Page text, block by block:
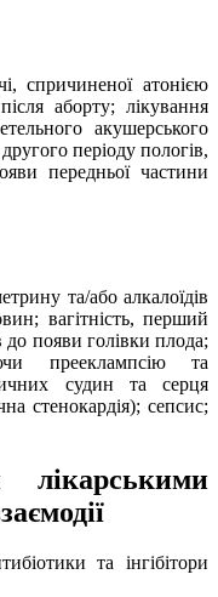
спричиненої атонією
аборту; лікування
акушерського
періоду пологів,
передньої частини
та/або алкалоїдів
вагітність, перший
до появи голівки плода;
прееклампсію та
судин та серця
стенокардія); сепсис;
та інгібітори